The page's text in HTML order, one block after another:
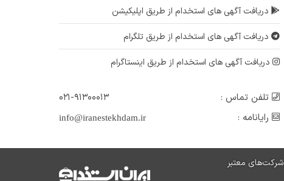
دریافت آگهی های استخدام از طریق اپلیکیشن
دریافت آگهی های استخدام از طریق تلگرام
دریافت آگهی های استخدام از طریق اینستاگرام
تلفن تماس :
۰۲۱-۹۱۳۰۰۰۱۳
رایانامه :
info@iranestekhdam.ir
شرکت‌های معتبر